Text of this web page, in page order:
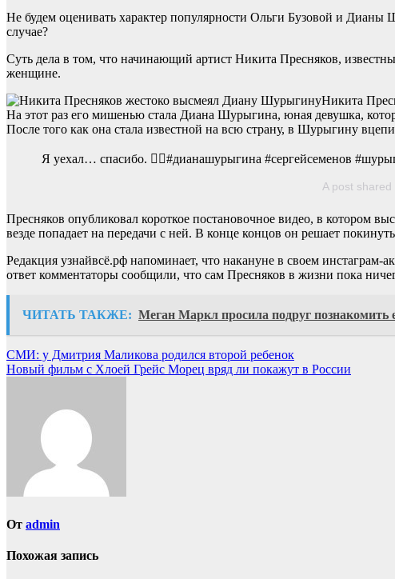
Не будем оценивать характер популярности Ольги Бузовой и
случае?
Суть дела в том, что начинающий артист Никита Пресняков,
женщине.
Никита
На этот раз его мишенью стала Диана Шурыгина, юная девушка,
После того как она стала известной на всю страну, в Шурыгину
Я уехал… спасибо. 🖐🏻#дианашурыгина #сергейсеменов
A post
Пресняков опубликовал короткое постановочное видео, в котором
везде попадает на передачи с ней. В конце концов он решает
Редакция узнайвсё.рф напоминает, что накануне в своем инстаграм-
ответ комментаторы сообщили, что сам Пресняков в жизни пока
ЧИТАТЬ ТАКЖЕ: Меган Маркл просила подруг
Навигация
по
СМИ: у Дмитрия Маликова родился второй ребенок
Новый фильм с Хлоей Грейс Морец вряд ли покажут в России
От admin
Похожая запись